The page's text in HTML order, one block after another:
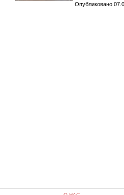
Опубликовано